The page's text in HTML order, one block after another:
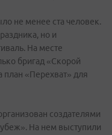
не менее ста человек.
но и
На месте
бригад «Скорой
«Перехват» для
создателями
На нем выступили